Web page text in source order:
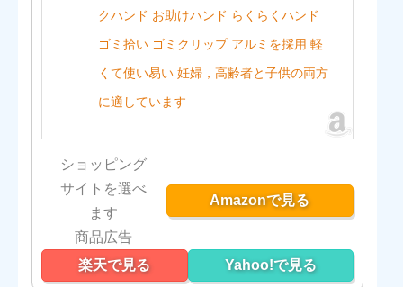
クハンド お助けハンド らくらくハンド
ゴミ拾い ゴミクリップ アルミを採用 軽
くて使い易い 妊婦，高齢者と子供の両方
に適しています
ショッピング
サイトを選べ
ます
Amazonで見る
楽天で見る Yahoo!で見る